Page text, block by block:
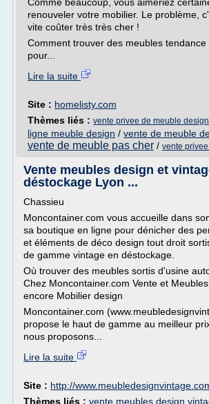
renouveler votre mobilier. Le problème,
vite coûter très très cher !
Comment trouver des meubles
pour...
Lire la suite
Site : homelisty.com
Thèmes liés : vente privee de meuble design
ligne meuble design / vente de meuble
vente de meuble pas cher / vente
Vente meubles design et
déstockage Lyon ...
Chassieu
Moncontainer.com vous accueille dans
sa boutique en ligne pour dénicher des
et éléments de déco design tout droit
de gamme vintage en déstockage.
Où trouver des meubles sortis d'usine
Chez Moncontainer.com Vente et
encore Mobilier design
Moncontainer.com
propose le haut de gamme au meilleur
nous proposons...
Lire la suite
Site : http://
Thèmes liés : vente meubles design